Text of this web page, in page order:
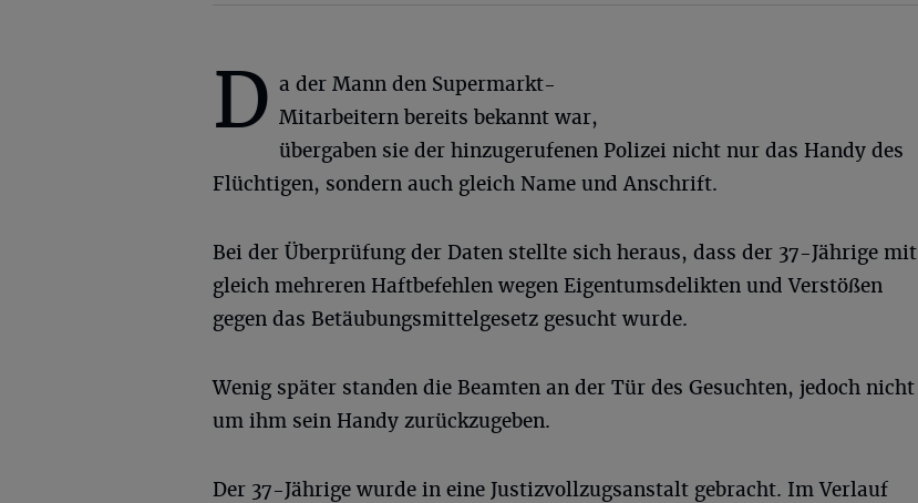
D a der Mann den Supermarkt-
Mitarbeitern bereits bekannt war,
übergaben sie der hinzugerufenen Polizei nicht nur das Handy des
Flüchtigen, sondern auch gleich Name und Anschrift.
Bei der Überprüfung der Daten stellte sich heraus, dass der 37-Jährige mit
gleich mehreren Haftbefehlen wegen Eigentumsdelikten und Verstößen
gegen das Betäubungsmittelgesetz gesucht wurde.
Wenig später standen die Beamten an der Tür des Gesuchten, jedoch nicht
um ihm sein Handy zurückzugeben.
Der 37-Jährige wurde in eine Justizvollzugsanstalt gebracht. Im Verlauf